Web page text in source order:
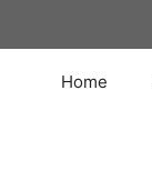
Home